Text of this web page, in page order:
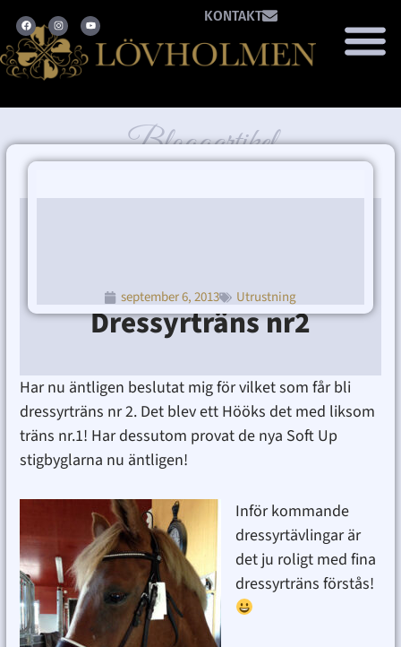
KONTAKT
Bloggartikel
Ditte Lindbom september 6, 2013 7:50 e m
september 6, 2013 Utrustning
Dressyrträns nr2
Har nu äntligen beslutat mig för vilket som får bli
dressyrträns nr 2. Det blev ett Hööks det med liksom
träns nr.1! Har dessutom provat de nya Soft Up
stigbyglarna nu äntligen!
Inför kommande
dressyrtävlingar är
det ju roligt med fina
dressyrträns förstås!